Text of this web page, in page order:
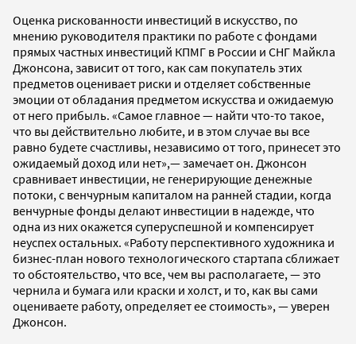
Оценка рискованности инвестиций в искусство, по
мнению руководителя практики по работе с фондами
прямых частных инвестиций КПМГ в России и СНГ Майкла
Джонсона, зависит от того, как сам покупатель этих
предметов оценивает риски и отделяет собственные
эмоции от обладания предметом искусства и ожидаемую
от него прибыль. «Самое главное — найти что-то такое,
что вы действительно любите, и в этом случае вы все
равно будете счастливы, независимо от того, принесет это
ожидаемый доход или нет»,— замечает он. Джонсон
сравнивает инвестиции, не генерирующие денежные
потоки, с венчурным капиталом на ранней стадии, когда
венчурные фонды делают инвестиции в надежде, что
одна из них окажется суперуспешной и компенсирует
неуспех остальных. «Работу перспективного художника и
бизнес-план нового технологического стартапа сближает
то обстоятельство, что все, чем вы располагаете, — это
чернила и бумага или краски и холст, и то, как вы сами
оцениваете работу, определяет ее стоимость», — уверен
Джонсон.